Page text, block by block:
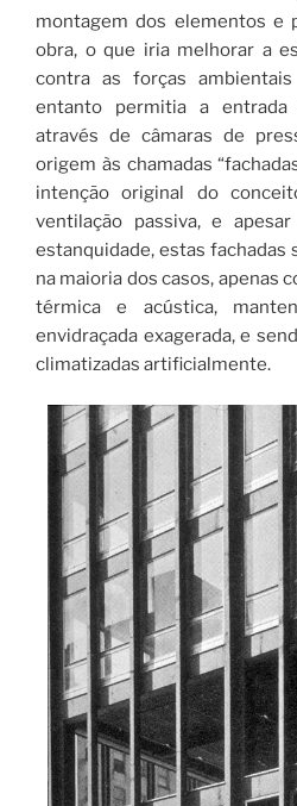
montagem dos elementos e
obra, o que iria melhorar a
contra as forças
entanto permitia a entrada
através de câmaras de
origem às chamadas
intenção original do
ventilação passiva, e
estanquidade, estas fachadas
na maioria dos casos, apenas
térmica e acústica,
envidraçada exagerada, e
climatizadas artificialmente.